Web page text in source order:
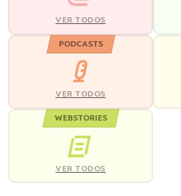
VER TODOS
PODCASTS
VER TODOS
WEBSTORIES
VER TODOS